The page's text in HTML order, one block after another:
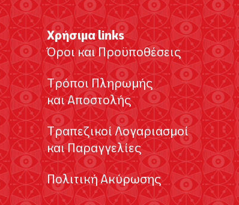
Χρήσιμα links
Όροι και Προϋποθέσεις
Τρόποι Πληρωμής
και Αποστολής
Τραπεζικοί Λογαριασμοί
και Παραγγελίες
Πολιτική Ακύρωσης